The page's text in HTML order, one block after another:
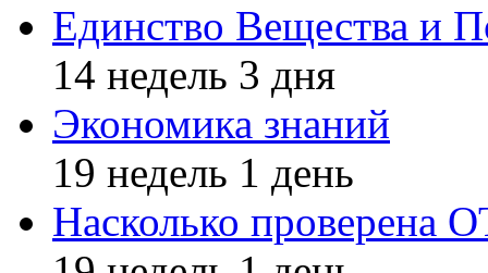
Единство Вещества и
14 недель 3 дня
Экономика знаний
19 недель 1 день
Насколько проверена